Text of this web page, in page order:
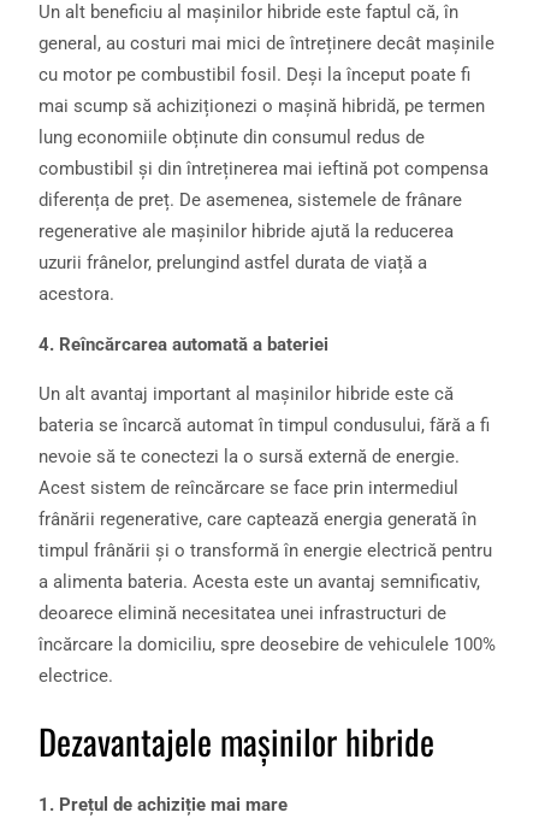
Un alt beneficiu al mașinilor hibride este faptul că, în
general, au costuri mai mici de întreținere decât mașinile
cu motor pe combustibil fosil. Deși la început poate fi
mai scump să achiziționezi o mașină hibridă, pe termen
lung economiile obținute din consumul redus de
combustibil și din întreținerea mai ieftină pot compensa
diferența de preț. De asemenea, sistemele de frânare
regenerative ale mașinilor hibride ajută la reducerea
uzurii frânelor, prelungind astfel durata de viață a
acestora.
4. Reîncărcarea automată a bateriei
Un alt avantaj important al mașinilor hibride este că
bateria se încarcă automat în timpul condusului, fără a fi
nevoie să te conectezi la o sursă externă de energie.
Acest sistem de reîncărcare se face prin intermediul
frânării regenerative, care captează energia generată în
timpul frânării și o transformă în energie electrică pentru
a alimenta bateria. Acesta este un avantaj semnificativ,
deoarece elimină necesitatea unei infrastructuri de
încărcare la domiciliu, spre deosebire de vehiculele 100%
electrice.
Dezavantajele mașinilor hibride
1. Prețul de achiziție mai mare